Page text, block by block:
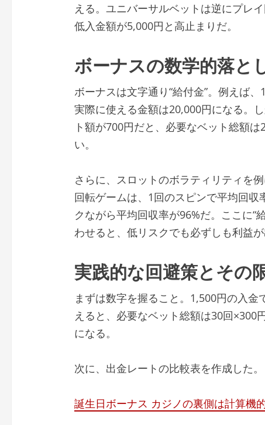
える。ユニバーサルベットは逆にプレ
低入金額が5,000円と高止まりだ。
ボーナスの数学的落と
ボーナスは文字通り“給付金”。例えば
実際に使える金額は20,000円になる。
ト額が700円だと、必要なベット総額
い。
さらに、スロットのボラティリティを
回転ゲームは、1回のスピンで平均回収
クながら平均回収率が96%だ。ここに“
わせると、低リスクでも必ずしも利益が
実践的な回避策とその
まずは数字を握ること。1,500円の入
えると、必要なベット総額は30回×300
になる。
次に、出金レートの比較表を作成した。
誕生日ボーナス カジノの裏側は計算機